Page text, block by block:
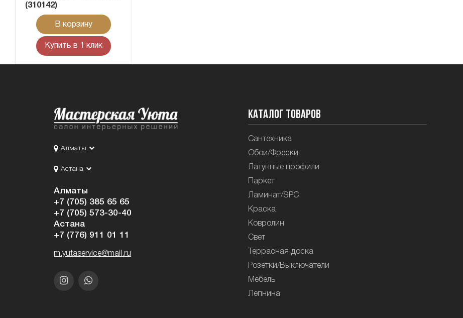
(310142)
В корзину
Купить в 1 клик
Алматы
Астана
Алматы
+7 (705) 385 65 65
+7 (705) 573-30-40
Астана
+7 (776) 911 01 11
m.yutaservice@mail.ru
Каталог товаров
Сантехника
Обои/Фрески
Латунные профили
Паркет
Ламинат/SPC
Краска
Ковролин
Свет
Террасная доска
Розетки/Выключатели
Мебель
Лепнина